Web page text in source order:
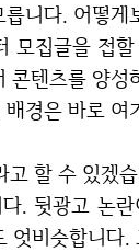
니다. 어떻게
모집글을 접
콘텐츠를 양성
경은 바로 여
. 뒷광고 논
엇비슷합니다.